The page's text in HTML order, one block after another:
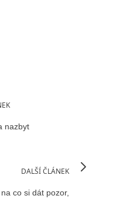
nazbyt
DALŠÍ ČLÁNEK
co si dát pozor,